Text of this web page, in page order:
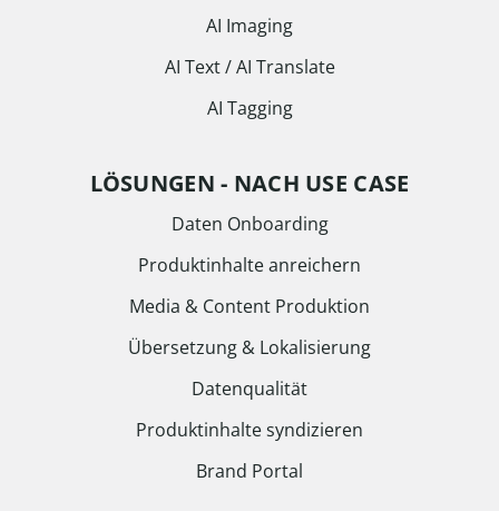
AI Imaging
AI Text / AI Translate
AI Tagging
LÖSUNGEN - NACH USE CASE
Daten Onboarding
Produktinhalte anreichern
Media & Content Produktion
Übersetzung & Lokalisierung
Datenqualität
Produktinhalte syndizieren
Brand Portal